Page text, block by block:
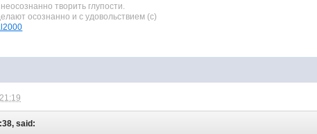
творить глупости.
осознанно и с удовольствием (с)
said: